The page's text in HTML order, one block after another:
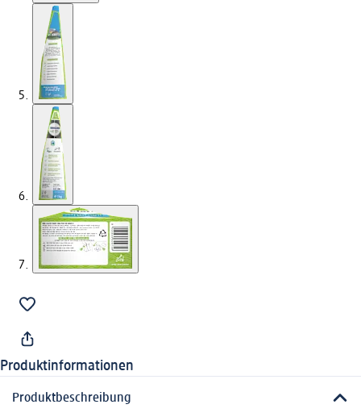
Produktinformationen
Produktbeschreibung